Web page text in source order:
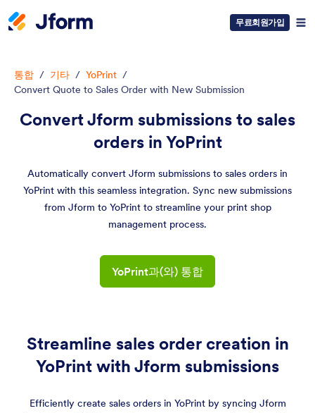
무료회원가입
통합 / 기타 / YoPrint /
Convert Quote to Sales Order with New Submission
Convert Jform submissions to sales
orders in YoPrint
Automatically convert Jform submissions to sales orders in
YoPrint with this seamless integration. Sync new submissions
from Jform to YoPrint to streamline your print shop
management process.
YoPrint과(와) 통합
Streamline sales order creation in
YoPrint with Jform submissions
Efficiently create sales orders in YoPrint by syncing Jform